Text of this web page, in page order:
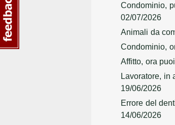
Condominio,
02/07/2026
Animali da
Condominio,
Affitto, ora
Lavoratore, in
19/06/2026
Errore del
14/06/2026